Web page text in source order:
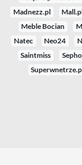
Madnezz.pl
Meble Bocian
Natec
Neo24
Saintmiss